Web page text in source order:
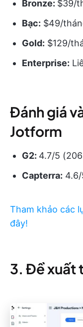
Bronze: $39/
Bạc: $49/
Gold: $129/
Enterprise:
Đánh giá
Jotform
G2: 4.7/5
Capterra:
Tham khảo các
đây!
3. Đề xuất